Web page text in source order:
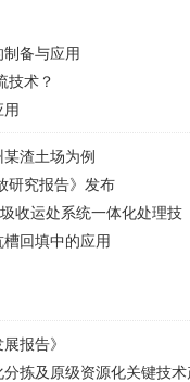
备与应用
技术？
渣土场为例
研究报告》发布
收运处系统一体化处理技
回填中的应用
报告》
拣及原级资源化关键技术